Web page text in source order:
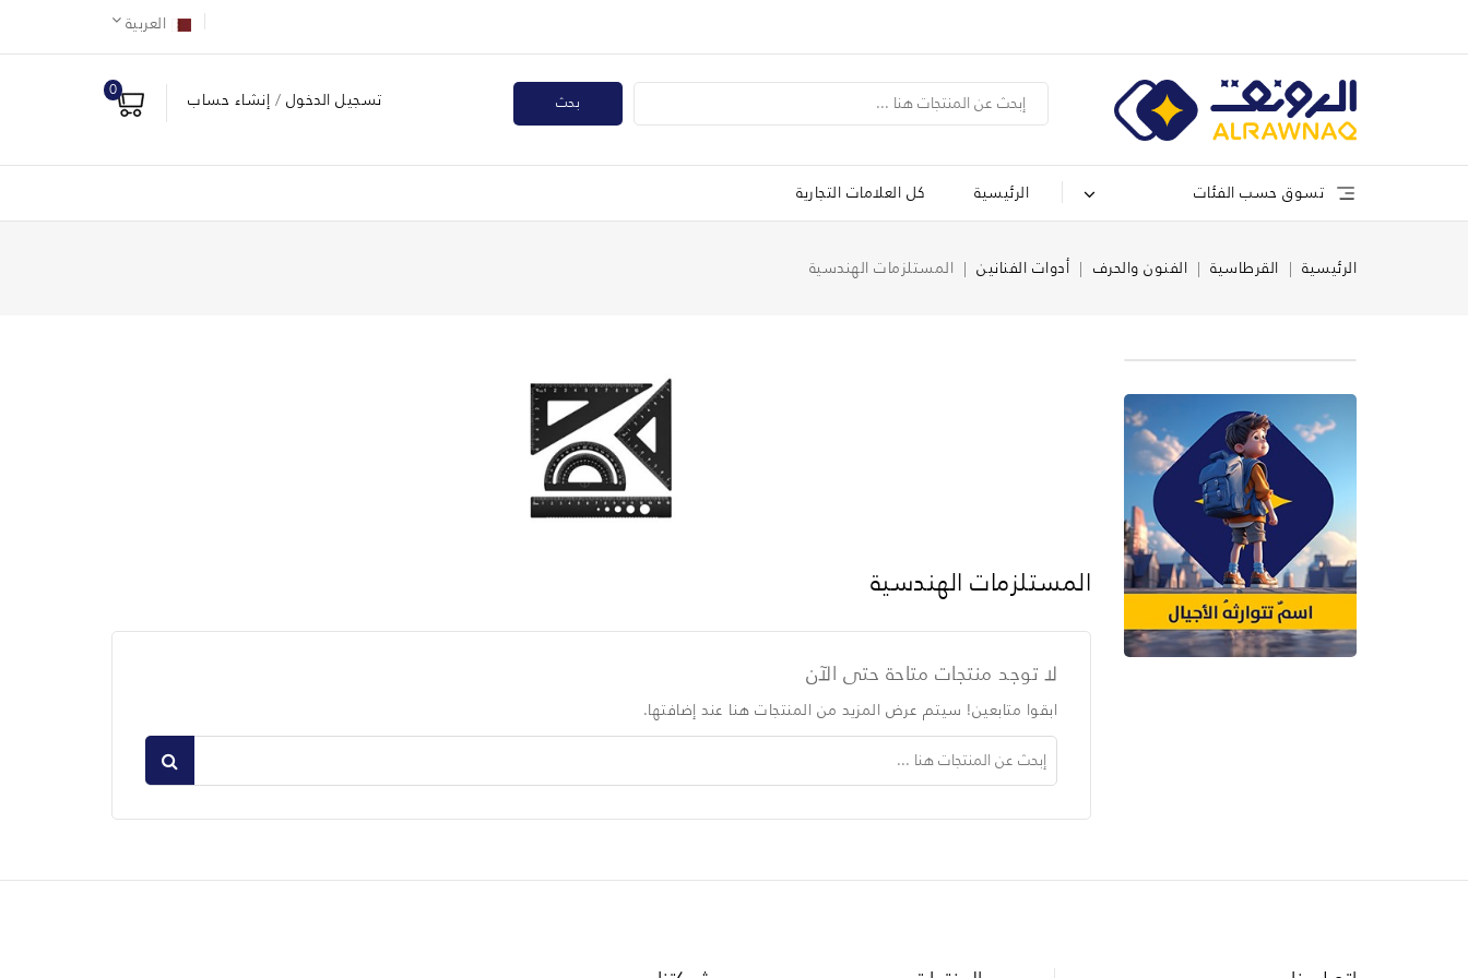
العربية
0
تسجيل الدخول / إنشاء حساب بحث
تسوق حسب الفئات الرئيسية كل العلامات التجارية
الرئيسية القرطاسية الفنون والحرف أدوات الفنانين المستلزمات الهندسية
المستلزمات الهندسية
لا توجد منتجات متاحة حتى الآن
ابقوا متابعين! سيتم عرض المزيد من المنتجات هنا عند إضافتها.